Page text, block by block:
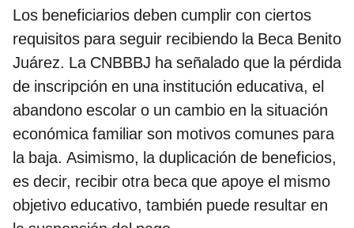
Los beneficiarios deben cumplir con ciertos
requisitos para seguir recibiendo la Beca Benito
Juárez. La CNBBBJ ha señalado que la pérdida
de inscripción en una institución educativa, el
abandono escolar o un cambio en la situación
económica familiar son motivos comunes para
la baja. Asimismo, la duplicación de beneficios,
es decir, recibir otra beca que apoye el mismo
objetivo educativo, también puede resultar en